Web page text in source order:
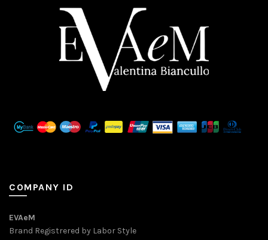
COMPANY ID
EVAeM
Brand Registrered by Labor Style